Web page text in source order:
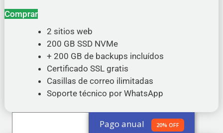
2 sitios web
200 GB SSD NVMe
+ 200 GB de backups incluídos
Certificado SSL gratis
Casillas de correo ilimitadas
Soporte técnico por WhatsApp
Comprar
Pago anual 20% OFF